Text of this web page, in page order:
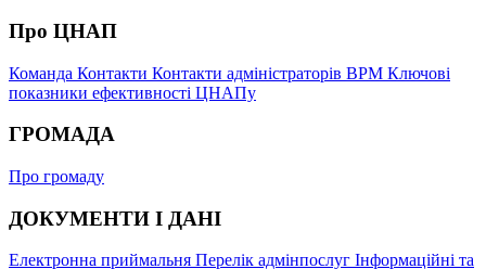
Про ЦНАП
Команда Контакти Контакти адміністраторів ВРМ Ключові
показники ефективності ЦНАПу
ГРОМАДА
Про громаду
ДОКУМЕНТИ І ДАНІ
Електронна приймальня Перелік адмінпослуг Інформаційні та